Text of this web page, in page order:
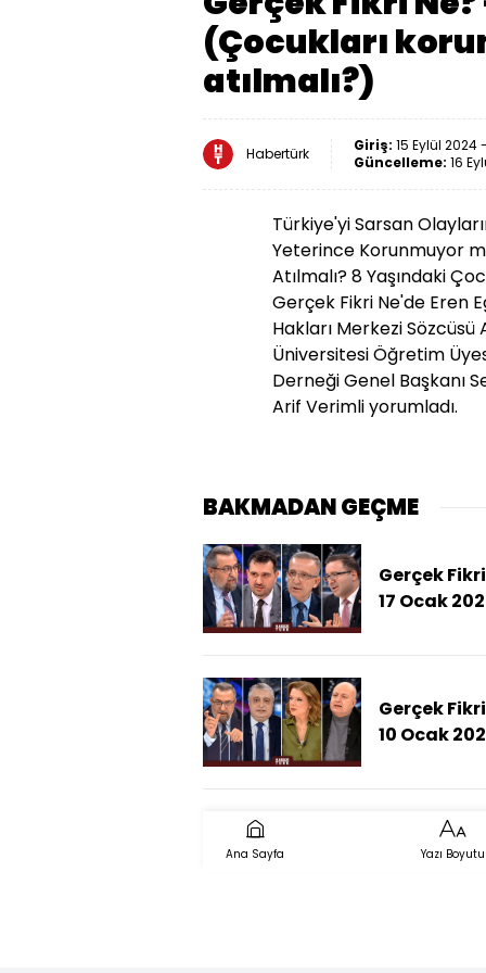
(Çocukları
atılmalı?)
Habertürk Giriş: 15 Eylül 2024
Güncelleme: 16
Türkiye'yi Sarsan
Yeterince Korunmuyor
Atılmalı? 8 Yaşındaki
Gerçek Fikri Ne'de Eren
Hakları Merkezi
Üniversitesi Öğretim
Derneği Genel Başkanı
Arif Verimli yorumladı.
BAKMADAN GEÇME
Gerçek
17 Ocak
Bitti Mi,
Gerçek
10 Ocak
Desteği
Ana Sayfa Yazı Boyutu